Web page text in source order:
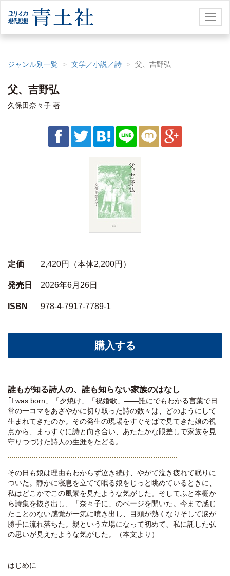
ジャンル別一覧 文学／小説／詩 父、吉野弘
父、吉野弘
久保田奈々子 著
定価 2,420円（本体2,200円）
発売日 2026年6月26日
ISBN 978-4-7917-7789-1
購入する
誰もが知る詩人の、誰も知らない家族のはなし
｢I was born」「夕焼け」「祝婚歌」——誰にでもわかる言葉で日
常の一コマをあざやかに切り取った詩の数々は、どのようにして
生まれてきたのか。その発生の現場をすぐそばで見てきた娘の視
点から、まっすぐに詩と向き合い、あたたかな眼差しで家族を見
守りつづけた詩人の生涯をたどる。
その日も娘は理由もわからず泣き続け、やがて泣き疲れて眠りに
ついた。静かに寝息を立てて眠る娘をじっと眺めているときに、
私はどこかでこの風景を見たような気がした。そしてふと本棚か
ら詩集を抜き出し、「奈々子に」のページを開いた。今まで感じ
たことのない感覚が一気に噴き出し、目頭が熱くなりそして涙が
勝手に流れ落ちた。親という立場になって初めて、私に託した弘
の思いが見えたような気がした。（本文より）
はじめに